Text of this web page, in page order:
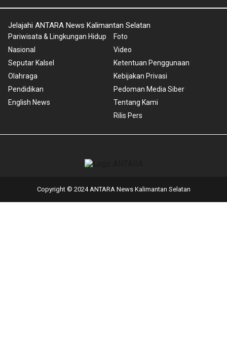
Jelajahi ANTARA News Kalimantan Selatan
Pariwisata & Lingkungan Hidup
Nasional
Seputar Kalsel
Olahraga
Pendidikan
English News
Foto
Video
Ketentuan Penggunaan
Kebijakan Privasi
Pedoman Media Siber
Tentang Kami
Rilis Pers
Copyright © 2024 ANTARA News Kalimantan Selatan